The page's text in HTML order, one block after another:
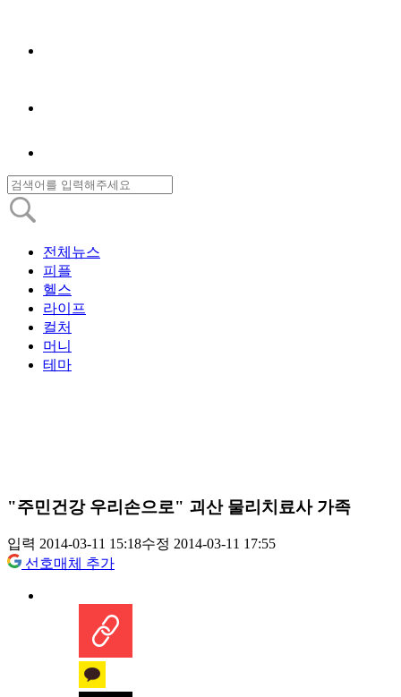
전체뉴스
피플
헬스
라이프
컬처
머니
테마
"주민건강 우리손으로" 괴산 물리치료사 가족
입력 2014-03-11 15:18수정 2014-03-11 17:55
선호매체 추가